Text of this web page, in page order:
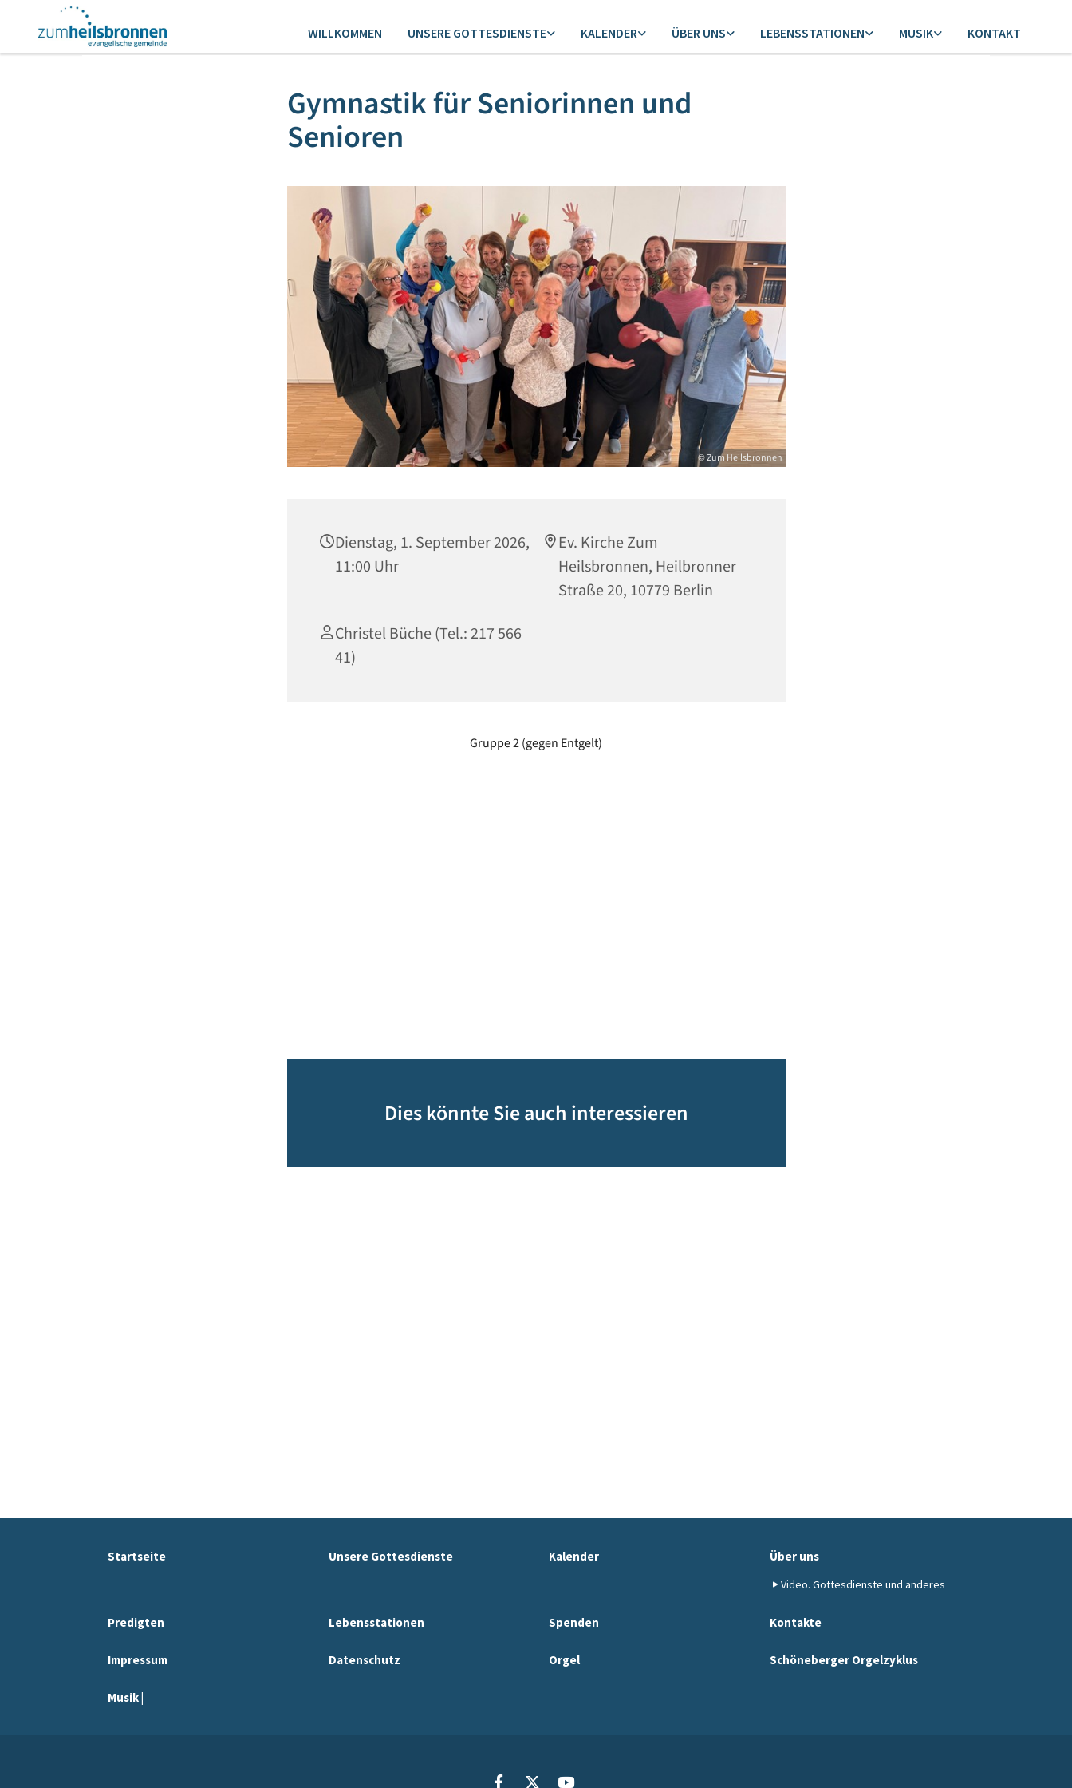
WILLKOMMEN UNSERE GOTTESDIENSTE KALENDER ÜBER UNS LEBENSSTATIONEN MUSIK KONTAKT
Gymnastik für Seniorinnen und
Senioren
© Zum Heilsbronnen
Dienstag, 1. September 2026,
11:00 Uhr
Ev. Kirche Zum
Heilsbronnen, Heilbronner
Straße 20, 10779 Berlin
Christel Büche (Tel.: 217 566
41)
Gruppe 2 (gegen Entgelt)
Dies könnte Sie auch interessieren
Startseite Unsere Gottesdienste Kalender Über uns
Video. Gottesdienste und anderes
Predigten Lebensstationen Spenden Kontakte
Impressum Datenschutz Orgel Schöneberger Orgelzyklus
Musik |